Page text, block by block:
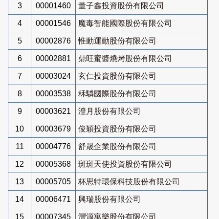
3 00001460 量子鑫投資股份有限公司
4 00001546 魔毒智能國際股份有限公司
5 00002876 惟動運動股份有限公司
6 00002881 鼎旺蜜醬燒烤股份有限公司
7 00003024 玄仁投資股份有限公司
8 00003538 秝驎國際股份有限公司
9 00003621 澄月股份有限公司
10 00003679 俊穎投資股份有限公司
11 00004776 舒晟企業股份有限公司
12 00005368 斑斑天使投資股份有限公司
13 00005705 杯思特環保科技股份有限公司
14 00006471 興瑞股份有限公司
15 00007345 灃源寓樂股份有限公司